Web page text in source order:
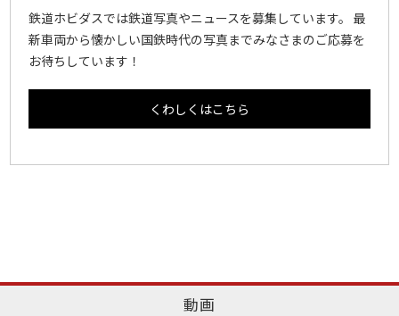
鉄道ホビダスでは鉄道写真やニュースを募集しています。 最
新車両から懐かしい国鉄時代の写真までみなさまのご応募を
お待ちしています！
くわしくはこちら
動画